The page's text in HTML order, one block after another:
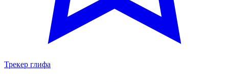
Трекер глифа